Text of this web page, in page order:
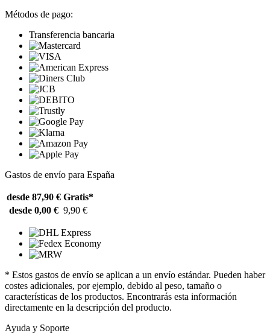
Métodos de pago:
Transferencia bancaria
Gastos de envío para España
desde 87,90 € Gratis*
desde 0,00 € 9,90 €
* Estos gastos de envío se aplican a un envío estándar. Pueden haber
costes adicionales, por ejemplo, debido al peso, tamaño o
características de los productos. Encontrarás esta información
directamente en la descripción del producto.
Ayuda y Soporte